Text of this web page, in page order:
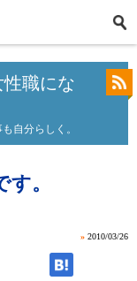
職にな
自分らしく。
。
» 2010/03/26